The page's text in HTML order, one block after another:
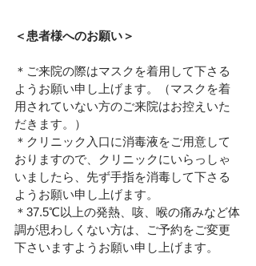
＜患者様へのお願い＞
＊ご来院の際はマスクを着用して下さる
ようお願い申し上げます。（マスクを着
用されていない方のご来院はお控えいた
だきます。）
＊クリニック入口に消毒液をご用意して
おりますので、クリニックにいらっしゃ
いましたら、先ず手指を消毒して下さる
ようお願い申し上げます。
＊37.5℃以上の発熱、咳、喉の痛みなど体
調が思わしくない方は、ご予約をご変更
下さいますようお願い申し上げます。